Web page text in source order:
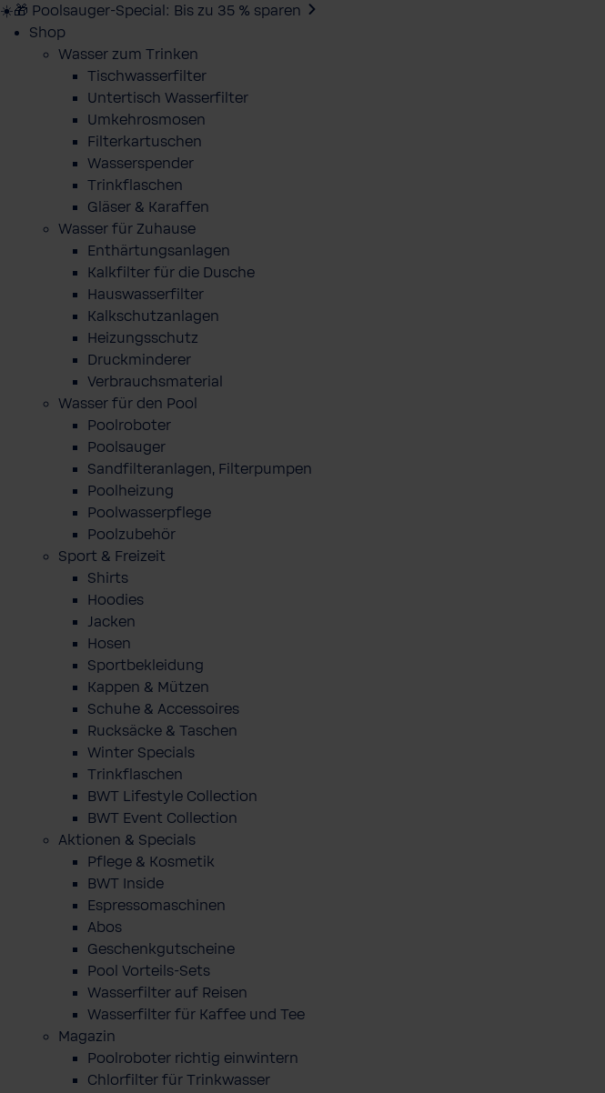
☀️🎁 Poolsauger-Special: Bis zu 35 % sparen
Shop
Wasser zum Trinken
Tischwasserfilter
Untertisch Wasserfilter
Umkehrosmosen
Filterkartuschen
Wasserspender
Trinkflaschen
Gläser & Karaffen
Wasser für Zuhause
Enthärtungsanlagen
Kalkfilter für die Dusche
Hauswasserfilter
Kalkschutzanlagen
Heizungsschutz
Druckminderer
Verbrauchsmaterial
Wasser für den Pool
Poolroboter
Poolsauger
Sandfilteranlagen, Filterpumpen
Poolheizung
Poolwasserpflege
Poolzubehör
Sport & Freizeit
Shirts
Hoodies
Jacken
Hosen
Sportbekleidung
Kappen & Mützen
Schuhe & Accessoires
Rucksäcke & Taschen
Winter Specials
Trinkflaschen
BWT Lifestyle Collection
BWT Event Collection
Aktionen & Specials
Pflege & Kosmetik
BWT Inside
Espressomaschinen
Abos
Geschenkgutscheine
Pool Vorteils-Sets
Wasserfilter auf Reisen
Wasserfilter für Kaffee und Tee
Magazin
Poolroboter richtig einwintern
Chlorfilter für Trinkwasser